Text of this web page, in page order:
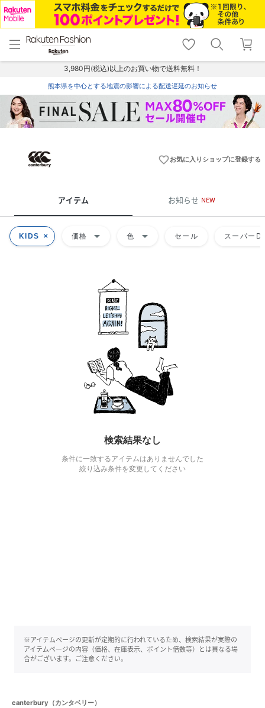
menu home
トップ
shopping_cart lock_outline
ログイン
3,980円(税込)以上のお買い物で送料無料！
熊本県を中心とする地震の影響による配送遅延のお知らせ
favorite_borderお気に入りショップに登録する
アイテム お知らせ NEW
KIDS 価格 arrow_drop_down 色 arrow_drop_down セール スーパー
検索結果なし
条件に一致するアイテムはありませんでした
絞り込み条件を変更してください
※アイテムページの更新が定期的に行われているため、検索結果が実際の
アイテムページの内容（価格、在庫表示、ポイント倍数等）とは異なる場
合がございます。ご注意ください。
canterbury（カンタベリー）